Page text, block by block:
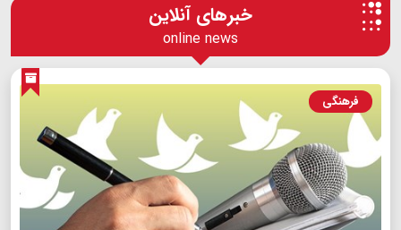
خبرهای آنلاین
online news
فرهنگی